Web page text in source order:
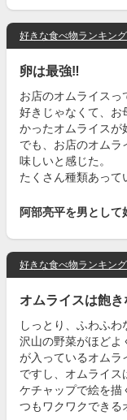
好きな食べ物ランキング
卵は最強‼︎
お店のオムライスっ
好きじゃなくて、お
かったオムライスが
でも、お店のオムラ
味しいと感じた。
たくさん種類あって
阿部亮平を男として
好きな食べ物ランキング
オムライスは飽き
しっとり、ふわふ
沢山の野菜がほどよ
が入っているオムラ
ですし、オムライス
ケチャップで絵を描
つもワクワクできる